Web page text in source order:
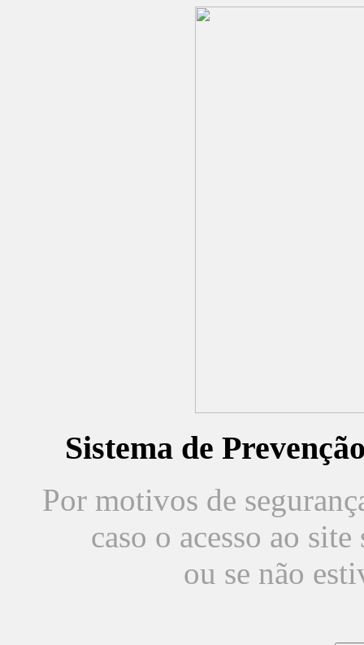
Sistema de
Por motivos de
caso o acesso ao
ou se não